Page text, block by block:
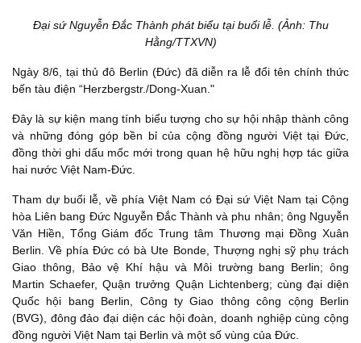
Đại sứ Nguyễn Đắc Thành phát biểu tại buổi lễ. (Ảnh: Thu
Hằng/TTXVN)
Ngày 8/6, tại thủ đô Berlin (Đức) đã diễn ra lễ đổi tên chính thức
bến tàu điện “Herzbergstr./Dong-Xuan."
Đây là sự kiện mang tính biểu tượng cho sự hội nhập thành công
và những đóng góp bền bỉ của cộng đồng người Việt tại Đức,
đồng thời ghi dấu mốc mới trong quan hệ hữu nghị hợp tác giữa
hai nước Việt Nam-Đức.
Tham dự buổi lễ, về phía Việt Nam có Đại sứ Việt Nam tại Cộng
hòa Liên bang Đức Nguyễn Đắc Thành và phu nhân; ông Nguyễn
Văn Hiền, Tổng Giám đốc Trung tâm Thương mại Đồng Xuân
Berlin. Về phía Đức có bà Ute Bonde, Thượng nghị sỹ phụ trách
Giao thông, Bảo vệ Khí hậu và Môi trường bang Berlin; ông
Martin Schaefer, Quận trưởng Quận Lichtenberg; cùng đại diện
Quốc hội bang Berlin, Công ty Giao thông công cộng Berlin
(BVG), đông đảo đại diện các hội đoàn, doanh nghiệp cùng cộng
đồng người Việt Nam tại Berlin và một số vùng của Đức.